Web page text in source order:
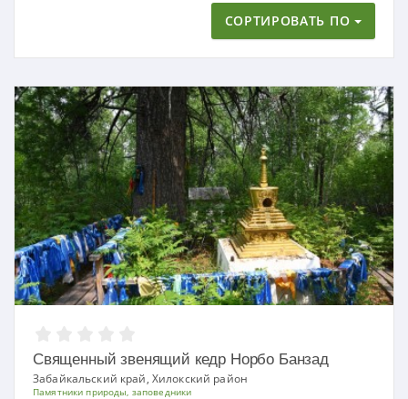
СОРТИРОВАТЬ ПО
Священный звенящий кедр Норбо Банзад
Забайкальский край, Хилокский район
Памятники природы, заповедники